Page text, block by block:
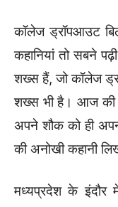
कॉलेज ड्रॉपआउट
कहानियां तो सबने
शख्स हैं, जो कॉलेज
शख्स भी है। आज की
अपने शौक को ही
की अनोखी कहानी
मध्यप्रदेश के इंदौर